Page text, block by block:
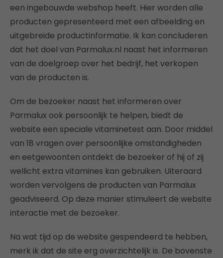
een ingebouwde webshop heeft. Hier worden alle
producten gepresenteerd met een afbeelding en
uitgebreide productinformatie. Ik kan concluderen
dat het doel van Parmalux.nl naast het informeren
van de doelgroep over het bedrijf, het verkopen
van de producten is.
Om de bezoeker naast het informeren over
Parmalux ook persoonlijk te helpen, biedt de
website een speciale vitaminetest aan. Door middel
van 18 vragen over persoonlijke omstandigheden
en eetgewoonten ontdekt de bezoeker of hij of zij
wellicht extra vitamines kan gebruiken. Uiteraard
worden vervolgens de producten van Parmalux
geadviseerd. Op deze manier stimuleert de website
interactie met de bezoeker.
Na wat tijd op de website gespendeerd te hebben,
merk ik dat de site erg overzichtelijk is. De bovenste